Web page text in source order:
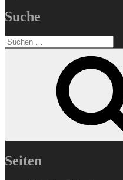
Suche
Suchen
nach:
Seiten